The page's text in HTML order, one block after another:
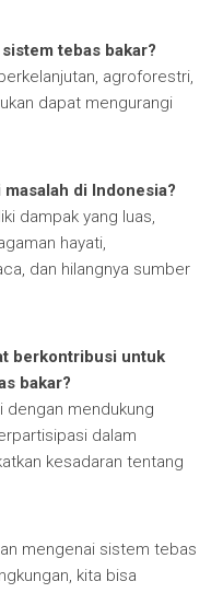
tebas bakar?
agroforestri,
dapat mengurangi
di Indonesia?
dampak yang luas,
hayati,
dan hilangnya sumber
berkontribusi untuk
bakar?
dengan mendukung
dalam
kesadaran tentang
mengenai sistem tebas
kita bisa